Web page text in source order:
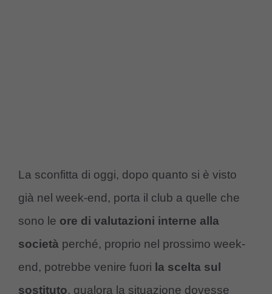
La sconfitta di oggi, dopo quanto si è visto
già nel week-end, porta il club a quelle che
sono le ore di valutazioni interne alla
società perché, proprio nel prossimo week-
end, potrebbe venire fuori la scelta sul
sostituto, qualora la situazione dovesse